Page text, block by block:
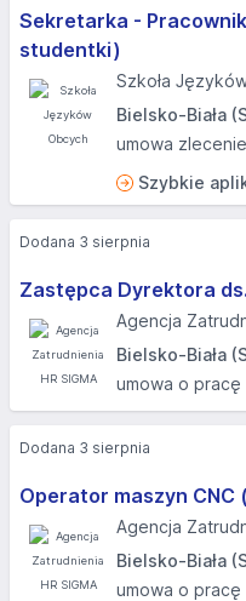
Sekretarka -
studentki)
Szkoła
Bielsko-Biała
umowa zlecenie
Szybkie
Zastępca Dyrektora
Agencja
Bielsko-Biała
umowa o pracę
Dodana 3 sierpnia
Operator maszyn CNC
Agencja
Bielsko-Biała
umowa o pracę
Dodana 3 sierpnia